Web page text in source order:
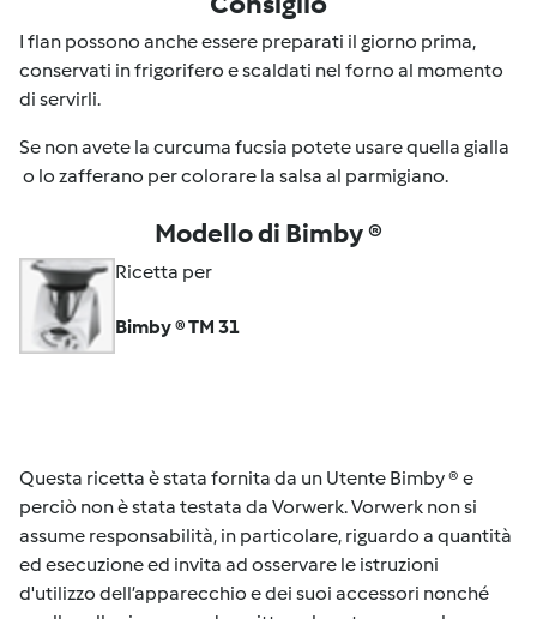
I flan possono anche essere preparati il giorno prima,
conservati in frigorifero e scaldati nel forno al momento
di servirli.
Se non avete la curcuma fucsia potete usare quella gialla
o lo zafferano per colorare la salsa al parmigiano.
Modello di Bimby ®
Ricetta per
Bimby ® TM 31
Questa ricetta è stata fornita da un Utente Bimby ® e
perciò non è stata testata da Vorwerk. Vorwerk non si
assume responsabilità, in particolare, riguardo a quantità
ed esecuzione ed invita ad osservare le istruzioni
d'utilizzo dell’apparecchio e dei suoi accessori nonché